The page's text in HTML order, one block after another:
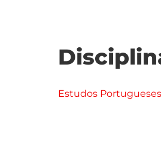
Estudos Portugueses